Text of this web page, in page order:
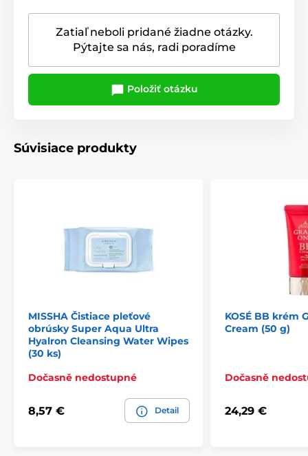
Zatiaľ neboli pridané žiadne otázky.
Pýtajte sa nás, radi poradíme
Položiť otázku
Súvisiace produkty
MISSHA Čistiace pleťové
obrúsky Super Aqua Ultra
Hyalron Cleansing Water Wipes
(30 ks)
Dočasně nedostupné
8,57 € Detail
KOSÉ BB krém
Cream (50 g)
Dočasně
24,29 €